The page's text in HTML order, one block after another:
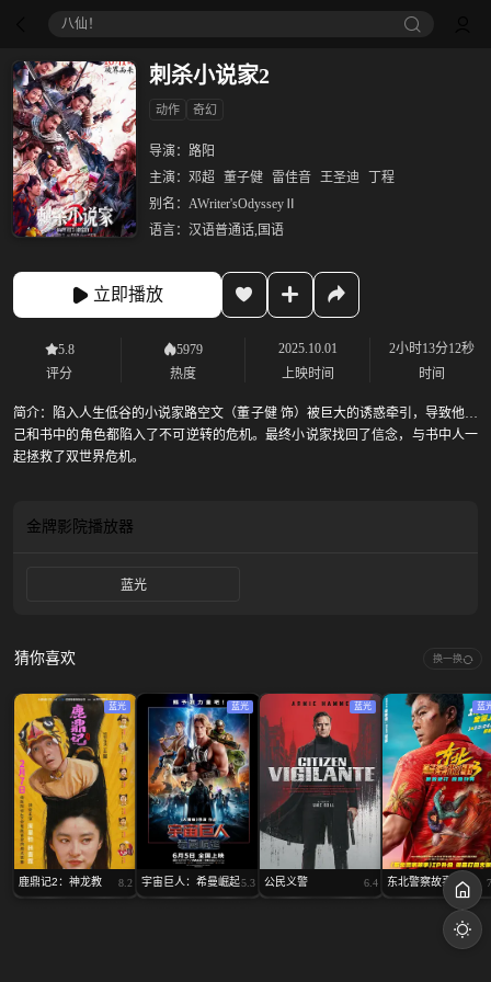
八仙！
刺杀小说家2
动作 奇幻
导演： 路阳
主演： 邓超 董子健 雷佳音 王圣迪
丁程
别名： AWriter'sOdysseyⅡ
语言： 汉语普通话,国语
立即播放
5.8
评分
5979
热度
2025.10.01
上映时间
2小时13分12秒
时间
简介：
陷入人生低谷的小说家路空文（董子健 饰）被巨大的诱惑牵引，导致他自
己和书中的角色都陷入了不可逆转的危机。最终小说家找回了信念，与书中人一
起拯救了双世界危机。
金牌影院播放器
蓝光
猜你喜欢 换一换
蓝光
鹿鼎记2：神龙教 8.2
蓝光
宇宙巨人：希曼崛起5.3
蓝光
公民义警 6.4
蓝
东北警察故事3